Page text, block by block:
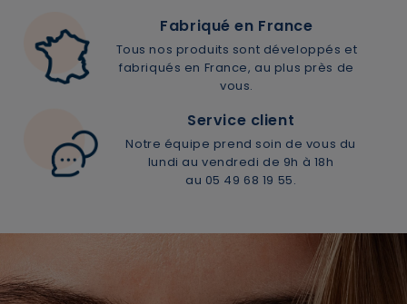
Fabriqué en France
Tous nos produits sont développés et
fabriqués en France, au plus près de
vous.
Service client
Notre équipe prend soin de vous du
lundi au vendredi de 9h à 18h
au 05 49 68 19 55.